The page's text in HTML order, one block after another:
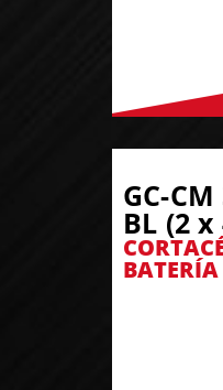
GC-
BL (2 x
BATERÍA